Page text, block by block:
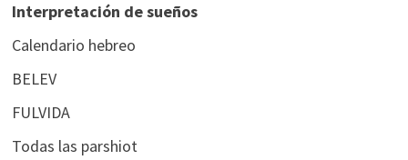
Interpretación de sueños
Calendario hebreo
BELEV
FULVIDA
Todas las parshiot